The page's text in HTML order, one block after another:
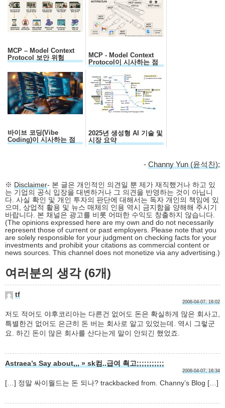
MCP – Model Context
Protocol 보안 위험
MCP - Model Context
Protocol이 시사하는 점
바이브 코딩(Vibe
Coding)이 시사하는 점
2025년 생성형 AI 기술 및
시장 요약
- Channy Yun (윤석찬);
※ Disclaimer- 본 글은 개인적인 의견일 뿐 제가 재직했거나 하고 있
는 기업의 공식 입장을 대변하거나 그 의견을 반영하는 것이 아닙니
다. 사실 확인 및 개인 투자의 판단에 대해서는 독자 개인의 책임에 있
으며, 상업적 활용 및 뉴스 매체의 인용 역시 금지함을 양해해 주시기
바랍니다. 본 채널은 광고를 비롯 어떠한 수익도 창출하지 않습니다.
(The opinions expressed here are my own and do not necessarily
represent those of current or past employers. Please note that you
are solely responsible for your judgment on checking facts for your
investments and prohibit your citations as commercial content or
news sources. This channel does not monetize via any advertising.)
여러분의 생각 (6개)
tf
2006-04-07, 16:02
저도 적어도 야후코리아는 다른건 없어도 돈은 확실하게 많은 회사고,
특별한건 없어도 은근히 돈 버는 회사로 알고 있었는데. 역시 그렇군
요. 하긴 돈이 많은 회사를 산다는게 말이 안되긴 했었죠.
Astraea’s Say about,,, » sk컴..급여 쵝고;;;;;;;;;;;
2006-04-07, 16:34
[…] 정말 싸이월드는 돈 되나? trackbacked from. Channy’s Blog […]